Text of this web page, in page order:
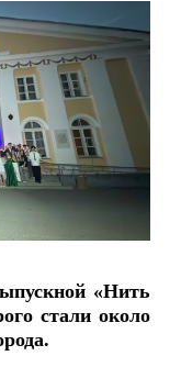
«Нить
стали около